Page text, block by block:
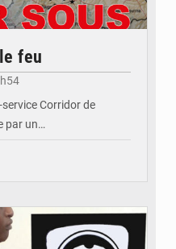
feu
Corridor de
par un…